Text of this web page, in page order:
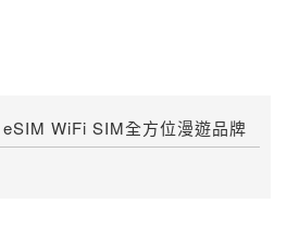
WiFi SIM全方位漫遊品牌